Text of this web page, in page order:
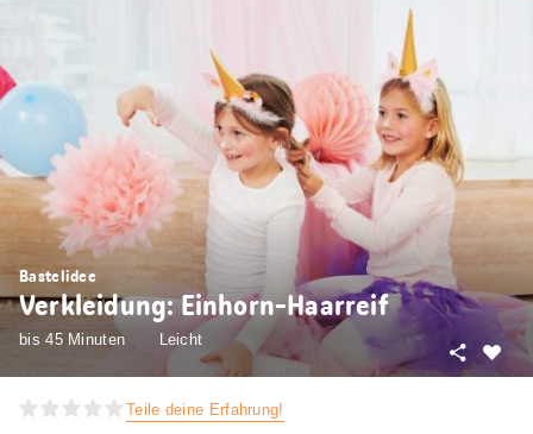
Teile deine Erfahrung!
Bastelidee
Verkleidung: Einhorn-Haarreif
bis 45 Minuten
Leicht
Teilen